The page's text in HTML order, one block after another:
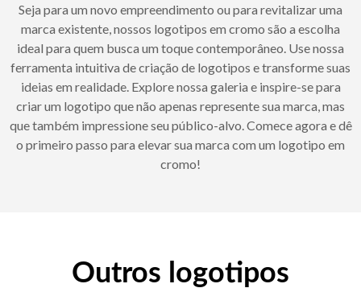
Seja para um novo empreendimento ou para revitalizar uma
marca existente, nossos logotipos em cromo são a escolha
ideal para quem busca um toque contemporâneo. Use nossa
ferramenta intuitiva de criação de logotipos e transforme suas
ideias em realidade. Explore nossa galeria e inspire-se para
criar um logotipo que não apenas represente sua marca, mas
que também impressione seu público-alvo. Comece agora e dê
o primeiro passo para elevar sua marca com um logotipo em
cromo!
Outros logotipos